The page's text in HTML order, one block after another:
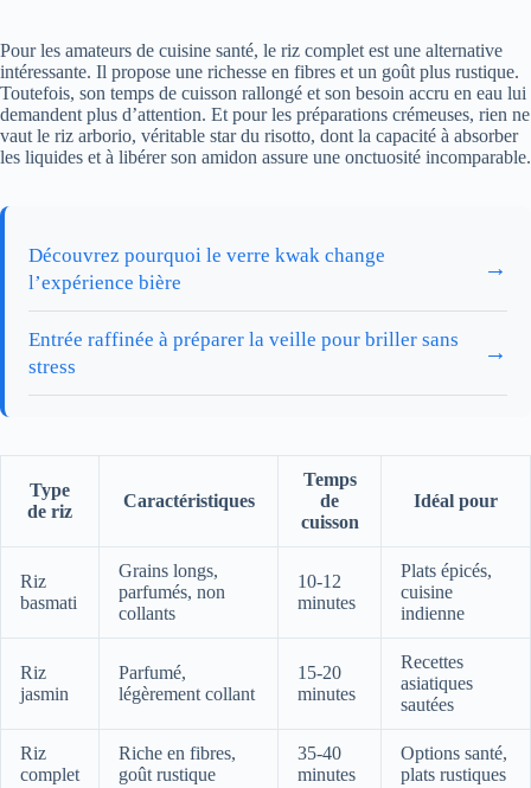
Pour les amateurs de cuisine santé, le riz complet est une alternative
intéressante. Il propose une richesse en fibres et un goût plus rustique.
Toutefois, son temps de cuisson rallongé et son besoin accru en eau lui
demandent plus d’attention. Et pour les préparations crémeuses, rien ne
vaut le riz arborio, véritable star du risotto, dont la capacité à absorber
les liquides et à libérer son amidon assure une onctuosité incomparable.
Découvrez pourquoi le verre kwak change
l’expérience bière
→
Entrée raffinée à préparer la veille pour briller sans
stress
→
Type
de riz
Caractéristiques
Temps
de
cuisson
Idéal pour
Riz
basmati
Grains longs,
parfumés, non
collants
10-12
minutes
Plats épicés,
cuisine
indienne
Riz
jasmin
Parfumé,
légèrement collant
15-20
minutes
Recettes
asiatiques
sautées
Riz
complet
Riche en fibres,
goût rustique
35-40
minutes
Options santé,
plats rustiques